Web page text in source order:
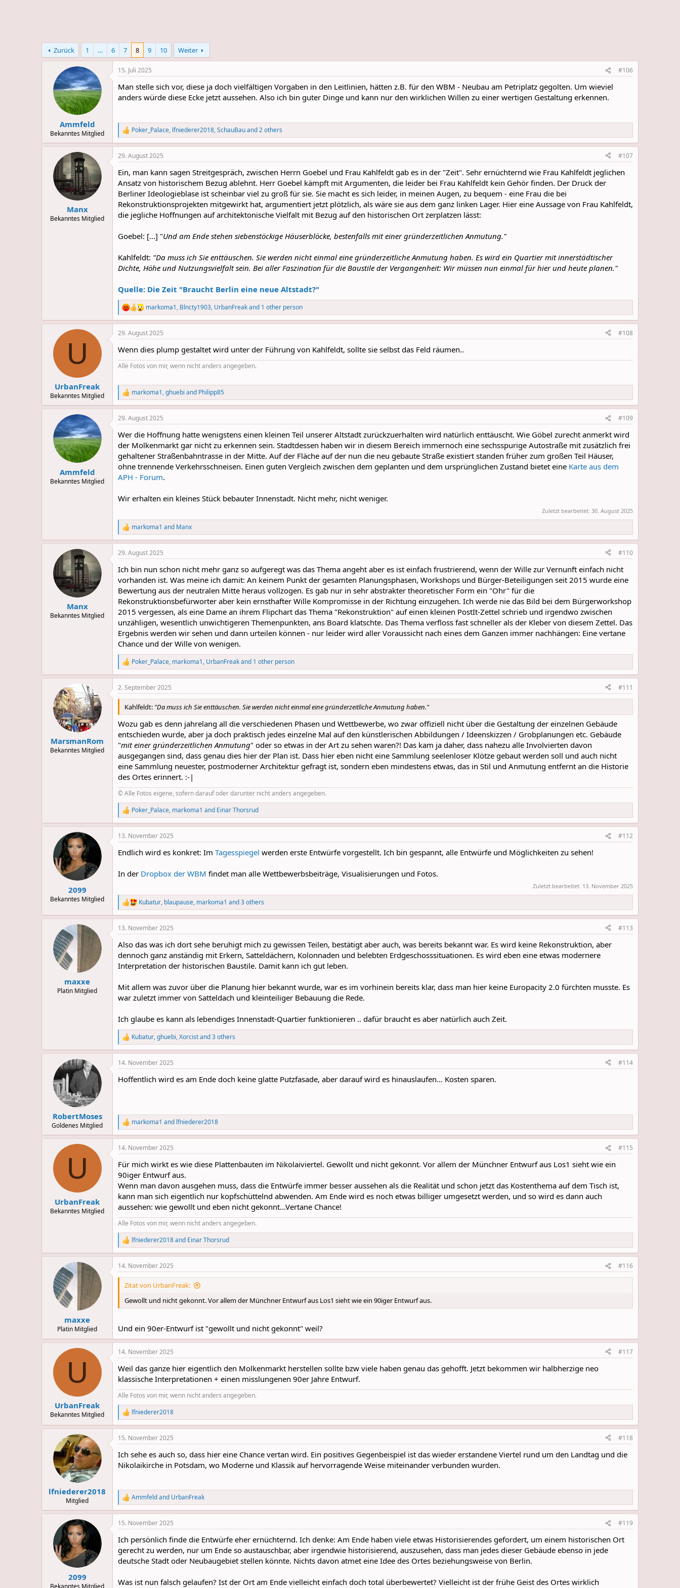
Zurück 1 … 6 7 8 9 10 Weiter
Ammfeld
Bekanntes Mitglied
15. Juli 2025 #106
Man stelle sich vor, diese ja doch vielfältigen Vorgaben in den Leitlinien, hätten z.B. für den WBM - Neubau am Petriplatz gegolten. Um wieviel
anders würde diese Ecke jetzt aussehen. Also ich bin guter Dinge und kann nur den wirklichen Willen zu einer wertigen Gestaltung erkennen.
R
e
a
c
i
o
n
s
:
Poker_Palace, lfniederer2018,SchauBauand 2 others
Manx
Bekanntes Mitglied
29. August 2025 #107
Ein, man kann sagen Streitgespräch, zwischen Herrn Goebel und Frau Kahlfeldt gab es in der "Zeit". Sehr ernüchternd wie Frau Kahlfeldt jeglichen
Ansatz von historischem Bezug ablehnt. Herr Goebel kämpft mit Argumenten, die leider bei Frau Kahlfeldt kein Gehör finden. Der Druck der
Berliner Ideologieblase ist scheinbar viel zu groß für sie. Sie macht es sich leider, in meinen Augen, zu bequem - eine Frau die bei
Rekonstruktionsprojekten mitgewirkt hat, argumentiert jetzt plötzlich, als wäre sie aus dem ganz linken Lager. Hier eine Aussage von Frau Kahlfeldt,
die jegliche Hoffnungen auf architektonische Vielfalt mit Bezug auf den historischen Ort zerplatzen lässt:
Goebel: [...] "Und am Ende stehen siebenstöckige Häuserblöcke, bestenfalls mit einer gründerzeitlichen Anmutung."
Kahlfeldt: "Da muss ich Sie enttäuschen. Sie werden nicht einmal eine gründerzeitliche Anmutung haben. Es wird ein Quartier mit innerstädtischer
Dichte, Höhe und Nutzungsvielfalt sein. Bei aller Faszination für die Baustile der Vergangenheit: Wir müssen nun einmal für hier und heute planen."
Quelle: Die Zeit "Braucht Berlin eine neue Altstadt?"
R
e
a
c
i
o
n
:
markoma1, Blncty1903, UrbanFreakand 1 other person
U
UrbanFreak
Bekanntes Mitglied
29. August 2025 #108
Wenn dies plump gestaltet wird unter der Führung von Kahlfeldt, sollte sie selbst das Feld räumen..
Alle Fotos von mir, wenn nicht anders angegeben.
R
e
a
c
i
o
s
:
markoma1,ghuebi and Philipp85
Ammfeld
Bekanntes Mitglied
29. August 2025 #109
Wer die Hoffnung hatte wenigstens einen kleinen Teil unserer Altstadt zurückzuerhalten wird natürlich enttäuscht. Wie Göbel zurecht anmerkt wird
der Molkenmarkt gar nicht zu erkennen sein. Stadtdessen haben wir in diesem Bereich immernoch eine sechsspurige Autostraße mit zusätzlich frei
gehaltener Straßenbahntrasse in der Mitte. Auf der Fläche auf der nun die neu gebaute Straße existiert standen früher zum großen Teil Häuser,
ohne trennende Verkehrsschneisen. Einen guten Vergleich zwischen dem geplanten und dem ursprünglichen Zustand bietet eine Karte aus dem
APH - Forum.
Wir erhalten ein kleines Stück bebauter Innenstadt. Nicht mehr, nicht weniger.
Zuletzt bearbeitet: 30. August 2025
R
e
a
c
i
o
n
s
:
markoma1 and Manx
Manx
Bekanntes Mitglied
29. August 2025 #110
Ich bin nun schon nicht mehr ganz so aufgeregt was das Thema angeht aber es ist einfach frustrierend, wenn der Wille zur Vernunft einfach nicht
vorhanden ist. Was meine ich damit: An keinem Punkt der gesamten Planungsphasen, Workshops und Bürger-Beteiligungen seit 2015 wurde eine
Bewertung aus der neutralen Mitte heraus vollzogen. Es gab nur in sehr abstrakter theoretischer Form ein "Ohr" für die
Rekonstruktionsbefürworter aber kein ernsthafter Wille Kompromisse in der Richtung einzugehen. Ich werde nie das Bild bei dem Bürgerworkshop
2015 vergessen, als eine Dame an ihrem Flipchart das Thema "Rekonstruktion" auf einen kleinen PostIt-Zettel schrieb und irgendwo zwischen
unzähligen, wesentlich unwichtigeren Themenpunkten, ans Board klatschte. Das Thema verfloss fast schneller als der Kleber von diesem Zettel. Das
Ergebnis werden wir sehen und dann urteilen können - nur leider wird aller Voraussicht nach eines dem Ganzen immer nachhängen: Eine vertane
Chance und der Wille von wenigen.
R
e
a
c
t
o
n
s
:
Poker_Palace, markoma1, UrbanFreakand 1 other person
MarsmanRom
Bekanntes Mitglied
2. September 2025 #111
Kahlfeldt: "Da muss ich Sie enttäuschen. Sie werden nicht einmal eine gründerzeitliche Anmutung haben."
Wozu gab es denn jahrelang all die verschiedenen Phasen und Wettbewerbe, wo zwar offiziell nicht über die Gestaltung der einzelnen Gebäude
entschieden wurde, aber ja doch praktisch jedes einzelne Mal auf den künstlerischen Abbildungen / Ideenskizzen / Grobplanungen etc. Gebäude
"mit einer gründerzeitlichen Anmutung" oder so etwas in der Art zu sehen waren?! Das kam ja daher, dass nahezu alle Involvierten davon
ausgegangen sind, dass genau dies hier der Plan ist. Dass hier eben nicht eine Sammlung seelenloser Klötze gebaut werden soll und auch nicht
eine Sammlung neuester, postmoderner Architektur gefragt ist, sondern eben mindestens etwas, das in Stil und Anmutung entfernt an die Historie
des Ortes erinnert. :-|
© Alle Fotos eigene, sofern darauf oder darunter nicht anders angegeben.
R
e
a
c
i
s
Poker_Palace, markoma1 and Einar Thorsrud
2099
Bekanntes Mitglied
13. November 2025 #112
Endlich wird es konkret: Im Tagesspiegel werden erste Entwürfe vorgestellt. Ich bin gespannt, alle Entwürfe und Möglichkeiten zu sehen!
In der Dropbox der WBM findet man alle Wettbewerbsbeiträge, Visualisierungen und Fotos.
Zuletzt bearbeitet: 13. November 2025
R
e
a
c
i
o
s
Kubatur, blaupause, markoma1 and 3 others
maxxe
Platin Mitglied
13. November 2025 #113
Also das was ich dort sehe beruhigt mich zu gewissen Teilen, bestätigt aber auch, was bereits bekannt war. Es wird keine Rekonstruktion, aber
dennoch ganz anständig mit Erkern, Satteldächern, Kolonnaden und belebten Erdgeschosssituationen. Es wird eben eine etwas modernere
Interpretation der historischen Baustile. Damit kann ich gut leben.
Mit allem was zuvor über die Planung hier bekannt wurde, war es im vorhinein bereits klar, dass man hier keine Europacity 2.0 fürchten musste. Es
war zuletzt immer von Satteldach und kleinteiliger Bebauung die Rede.
Ich glaube es kann als lebendiges Innenstadt-Quartier funktionieren .. dafür braucht es aber natürlich auch Zeit.
R
e
a
c
i
:
Kubatur,ghuebi,Xorcistand 3 others
RobertMoses
Goldenes Mitglied
14. November 2025 #114
Hoffentlich wird es am Ende doch keine glatte Putzfasade, aber darauf wird es hinauslaufen... Kosten sparen.
R
e
a
c
i
o
n
s
:
markoma1 and lfniederer2018
U
UrbanFreak
Bekanntes Mitglied
14. November 2025 #115
Für mich wirkt es wie diese Plattenbauten im Nikolaiviertel. Gewollt und nicht gekonnt. Vor allem der Münchner Entwurf aus Los1 sieht wie ein
90iger Entwurf aus.
Wenn man davon ausgehen muss, dass die Entwürfe immer besser aussehen als die Realität und schon jetzt das Kostenthema auf dem Tisch ist,
kann man sich eigentlich nur kopfschüttelnd abwenden. Am Ende wird es noch etwas billiger umgesetzt werden, und so wird es dann auch
aussehen: wie gewollt und eben nicht gekonnt...Vertane Chance!
Alle Fotos von mir, wenn nicht anders angegeben.
R
e
a
c
t
n
s
lfniederer2018and Einar Thorsrud
maxxe
Platin Mitglied
14. November 2025 #116
Zitat von UrbanFreak:
Gewollt und nicht gekonnt. Vor allem der Münchner Entwurf aus Los1 sieht wie ein 90iger Entwurf aus.
Und ein 90er-Entwurf ist "gewollt und nicht gekonnt" weil?
U
UrbanFreak
Bekanntes Mitglied
14. November 2025 #117
Weil das ganze hier eigentlich den Molkenmarkt herstellen sollte bzw viele haben genau das gehofft. Jetzt bekommen wir halbherzige neo
klassische Interpretationen + einen misslungenen 90er Jahre Entwurf.
Alle Fotos von mir, wenn nicht anders angegeben.
R
e
a
c
i
o
:
lfniederer2018
lfniederer2018
Mitglied
15. November 2025 #118
Ich sehe es auch so, dass hier eine Chance vertan wird. Ein positives Gegenbeispiel ist das wieder erstandene Viertel rund um den Landtag und die
Nikolaikirche in Potsdam, wo Moderne und Klassik auf hervorragende Weise miteinander verbunden wurden.
R
e
a
c
i
o
n
s
Ammfeldand UrbanFreak
2099
Bekanntes Mitglied
15. November 2025 #119
Ich persönlich finde die Entwürfe eher ernüchternd. Ich denke: Am Ende haben viele etwas Historisierendes gefordert, um einem historischen Ort
gerecht zu werden, nur um Ende so austauschbar, aber irgendwie historisierend, auszusehen, dass man jedes dieser Gebäude ebenso in jede
deutsche Stadt oder Neubaugebiet stellen könnte. Nichts davon atmet eine Idee des Ortes beziehungsweise von Berlin.
Was ist nun falsch gelaufen? Ist der Ort am Ende vielleicht einfach doch total überbewertet? Vielleicht ist der frühe Geist des Ortes wirklich